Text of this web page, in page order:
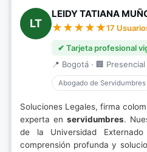
LT
LEIDY TATIANA
17
✔ Tarjeta profesional
📍 Bogotá · 🏢
Abogado de Servidumbres
Soluciones Legales, firma
experta en servidumbres.
de la Universidad
comprensión profunda y